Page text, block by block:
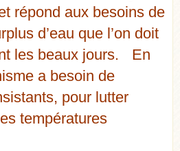
répond aux besoins de
d’eau que l’on doit
les beaux jours. En
a besoin de
pour lutter
températures